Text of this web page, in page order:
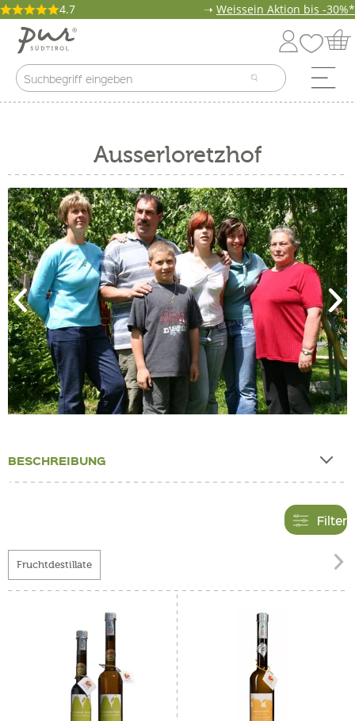
4.7 ➝ Weissein Aktion bis -30%*
Ausserloretzhof
BESCHREIBUNG
Filter
Fruchtdestillate 